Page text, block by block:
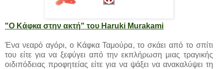
"Ο Κάφκα στην ακτή" του Haruki Murakami
Ένα νεαρό αγόρι, ο Κάφκα Ταμούρα, το σκάει από το σπίτι
του είτε για να ξεφύγει από την εκπλήρωση μιας τραγικής
οιδιπόδειας προφητείας είτε για να ψάξει να ανακαλύψει τη